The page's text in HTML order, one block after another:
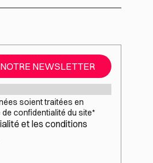
NEWSLETTER
soient traitées en
confidentialité du site*
et les conditions